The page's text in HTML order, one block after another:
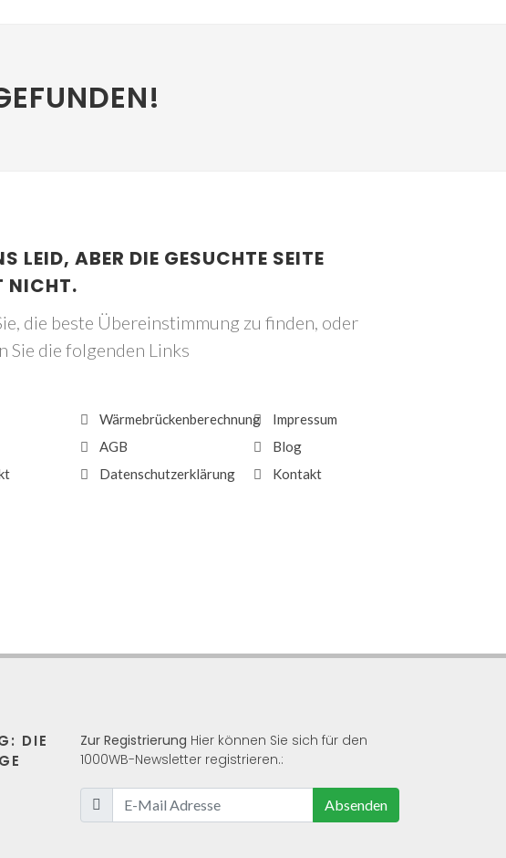
LEID, ABER DIE GESUCHTE SEITE
NICHT.
die beste Übereinstimmung zu finden, oder
Sie die folgenden Links
Wärmebrückenberechnung
AGB
Datenschutzerklärung
Impressum
Blog
Kontakt
DIE
Zur Registrierung Hier können Sie sich für den
1000WB-Newsletter registrieren.:
Absenden